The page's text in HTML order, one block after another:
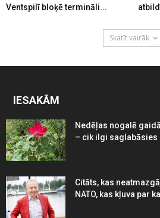
Ventspilī bloķē termināli...
Skatīt vairāk
IESAKĀM
Nedēļas nogalē
– cik ilgi saglabāsies
Citāts, kas
NATO, kas kļuva par